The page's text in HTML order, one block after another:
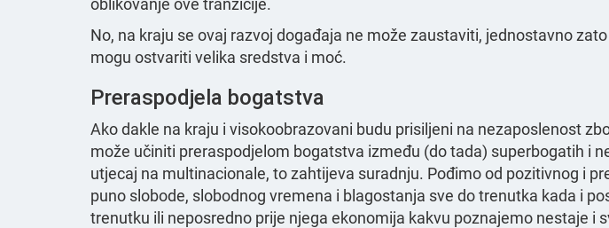
oblikovanje ove tranzicije.
No, na kraju se ovaj razvoj događaja ne može zaustaviti, jednostavno
mogu ostvariti velika sredstva i moć.
Preraspodjela bogatstva
Ako dakle na kraju i visokoobrazovani budu prisiljeni na nezaposlenost
može učiniti preraspodjelom bogatstva između (do tada) superbogatih i
utjecaj na multinacionale, to zahtijeva suradnju. Pođimo od pozitivnog i
puno slobode, slobodnog vremena i blagostanja sve do trenutka kada i
trenutku ili neposredno prije njega ekonomija kakvu poznajemo nestaje i